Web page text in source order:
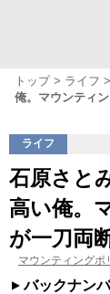
トップ ライフ
俺。マウンティ
ライフ
石原さと
高い俺。
が一刀両
マウンティングポ
バックナン